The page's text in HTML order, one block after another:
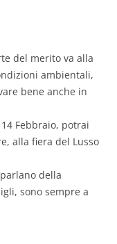
del merito va alla
ambientali,
bene anche in
Febbraio, potrai
alla fiera del Lusso
della
sono sempre a